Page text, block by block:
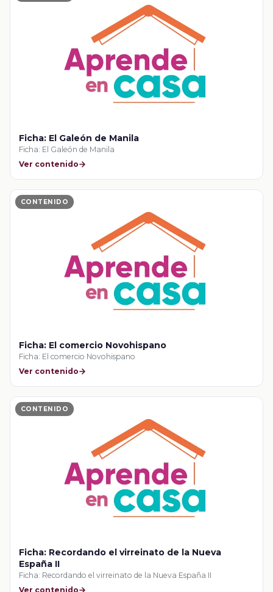
Ficha: El Galeón de Manila
Ficha: El Galeón de Manila
Ver contenido
CONTENIDO
Ficha: El comercio Novohispano
Ficha: El comercio Novohispano
Ver contenido
CONTENIDO
Ficha: Recordando el virreinato de la Nueva
España II
Ficha: Recordando el virreinato de la Nueva España II
Ver contenido